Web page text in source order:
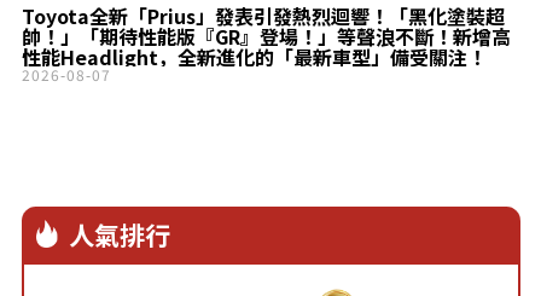
Toyota全新「Prius」發表引發熱烈迴響！「黑化塗裝超
帥！」「期待性能版『GR』登場！」等聲浪不斷！新增高
性能Headlight，全新進化的「最新車型」備受關注！
2026-08-07
人氣排行